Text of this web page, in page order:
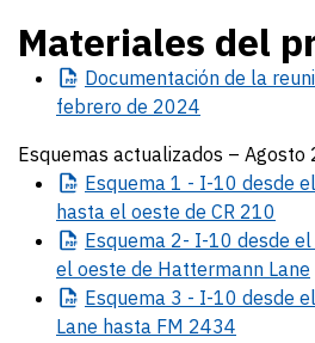
Materiales del
Documentación de la
febrero de 2024
Esquemas actualizados – Agosto
Esquema 1 - I-10 desde
hasta el oeste de CR 210
Esquema 2- I-10 desde
el oeste de Hattermann Lane
Esquema 3 - I-10 desde
Lane hasta FM 2434